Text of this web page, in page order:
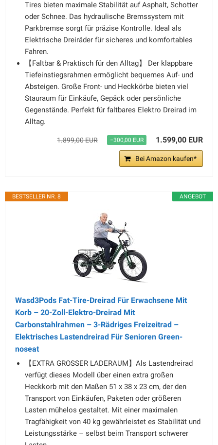
Tires bieten maximale Stabilität auf Asphalt, Schotter
oder Schnee. Das hydraulische Bremssystem mit
Parkbremse sorgt für präzise Kontrolle. Ideal als
Elektrische Dreiräder für sicheres und komfortables
Fahren.
【Faltbar & Praktisch für den Alltag】 Der klappbare
Tiefeinstiegsrahmen ermöglicht bequemes Auf- und
Absteigen. Große Front- und Heckkörbe bieten viel
Stauraum für Einkäufe, Gepäck oder persönliche
Gegenstände. Perfekt für faltbares Elektro Dreirad im
Alltag.
1.899,00 EUR −300,00 EUR 1.599,00 EUR
Bei Amazon kaufen*
ANGEBOT
BESTSELLER NR. 8
Wasd3Pods Fat-Tire-Dreirad Für Erwachsene Mit
Korb – 20-Zoll-Elektro-Dreirad Mit
Carbonstahlrahmen – 3-Rädriges Freizeitrad –
Elektrisches Lastendreirad Für Senioren Green-
noseat
【EXTRA GROSSER LADERAUM】Als Lastendreirad
verfügt dieses Modell über einen extra großen
Heckkorb mit den Maßen 51 x 38 x 23 cm, der den
Transport von Einkäufen, Paketen oder größeren
Lasten mühelos gestaltet. Mit einer maximalen
Tragfähigkeit von 40 kg gewährleistet es Stabilität und
Leistungsstärke – selbst beim Transport schwerer